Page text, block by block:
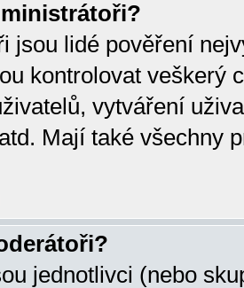
jsou lidé pověření
kontrolovat veškerý
vytváření
Mají také všechny
jednotlivci (nebo